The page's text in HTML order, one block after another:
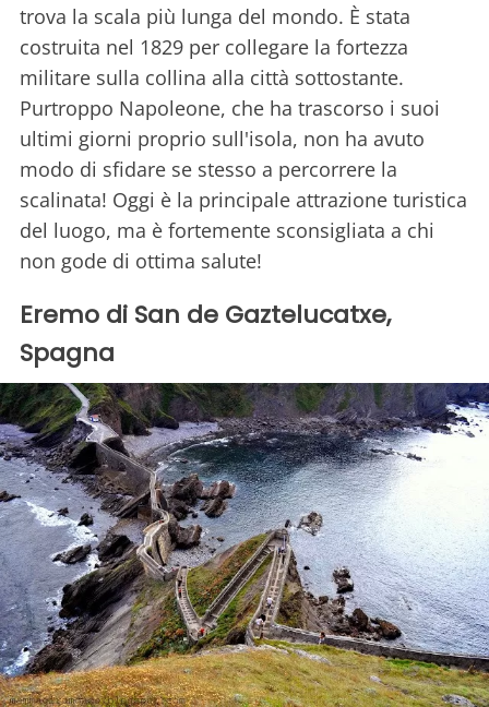
trova la scala più lunga del mondo. È stata
costruita nel 1829 per collegare la fortezza
militare sulla collina alla città sottostante.
Purtroppo Napoleone, che ha trascorso i suoi
ultimi giorni proprio sull'isola, non ha avuto
modo di sfidare se stesso a percorrere la
scalinata! Oggi è la principale attrazione turistica
del luogo, ma è fortemente sconsigliata a chi
non gode di ottima salute!
Eremo di San de Gaztelucatxe,
Spagna